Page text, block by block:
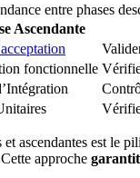
entre phases
Ascendante
fonctionnelle
et ascendantes est
approche